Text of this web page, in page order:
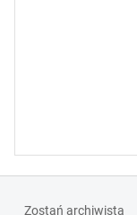
Zostań archiwistą